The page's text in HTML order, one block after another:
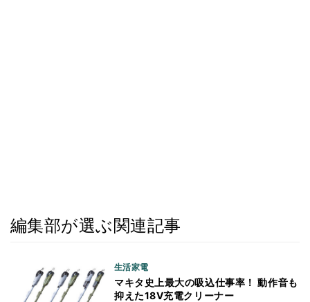
編集部が選ぶ関連記事
生活家電
マキタ史上最大の吸込仕事率！ 動作音も
抑えた18V充電クリーナー